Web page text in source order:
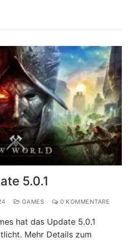
5.0.1
GAMES 0 KOMMENTARE
hat das Update 5.0.1
Mehr Details zum